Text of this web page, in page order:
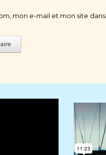
mon e-mail et mon site